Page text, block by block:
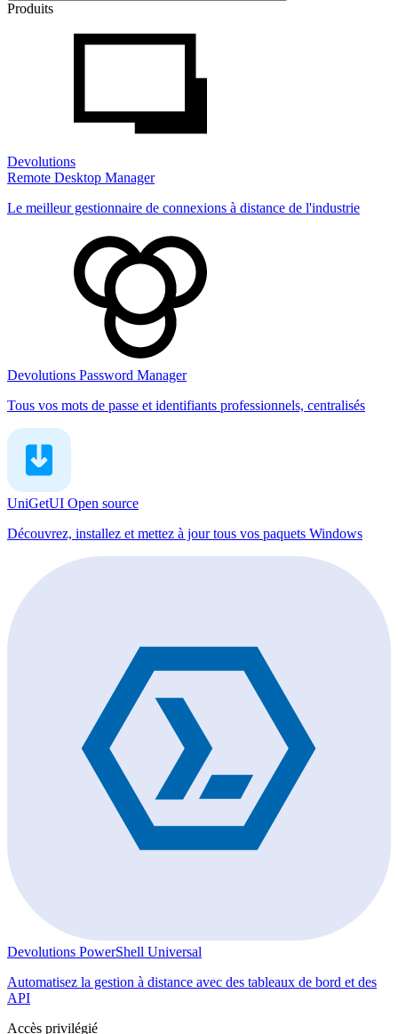
Produits
Devolutions
Remote Desktop Manager
Le meilleur gestionnaire de connexions à distance de l'industrie
Devolutions Password Manager
Tous vos mots de passe et identifiants professionnels, centralisés
UniGetUI Open source
Découvrez, installez et mettez à jour tous vos paquets Windows
Devolutions PowerShell Universal
Automatisez la gestion à distance avec des tableaux de bord et des
API
Accès privilégié